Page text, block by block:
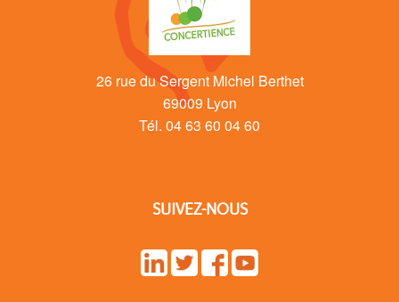
26 rue du Sergent Michel Berthet
69009 Lyon
Tél. 04 63 60 04 60
SUIVEZ-NOUS